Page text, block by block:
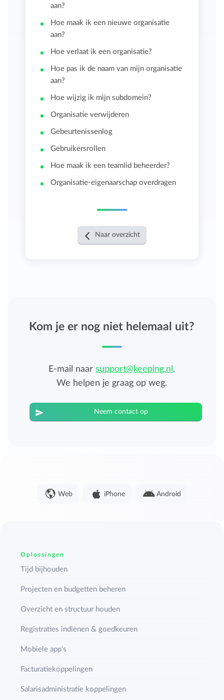
aan?
Hoe maak ik een nieuwe organisatie
aan?
Hoe verlaat ik een organisatie?
Hoe pas ik de naam van mijn organisatie
aan?
Hoe wijzig ik mijn subdomein?
Organisatie verwijderen
Gebeurtenissenlog
Gebruikersrollen
Hoe maak ik een teamlid beheerder?
Organisatie-eigenaarschap overdragen
Naar overzicht
Kom je er nog niet helemaal uit?
E-mail naarsupport@keeping.nl .
We helpen je graag op weg.
Neem contact op
Web iPhone Android
Oplossingen
Tijd bijhouden
Projecten en budgetten beheren
Overzicht en structuur houden
Registraties indienen & goedkeuren
Mobiele app's
Facturatiekoppelingen
Salarisadministratie koppelingen